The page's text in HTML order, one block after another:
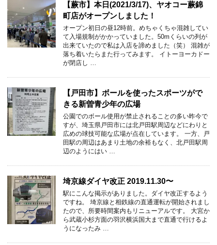
【蕨市】本日(2021/3/17)、ヤオコー蕨錦
町店がオープンしました！
オープン初日の昼12時前。めちゃくちゃ混雑してい
て入場規制がかかっていました。50mくらいの列が
出来ていたので私は入店を諦めました（笑） 混雑が
落ち着いたらまた行ってみます。 イトーヨーカドー
が閉店し …
【戸田市】ボールを使ったスポーツがで
きる新曽青少年の広場
公園でのボール使用が禁止されることの多い昨今で
すが、埼玉県戸田市には北戸田駅周辺などにわりと
広めの球技可能な広場が点在しています。 一方、戸
田駅の周辺はあまり土地の余裕もなく、北戸田駅周
辺のようにはい …
埼京線ダイヤ改正 2019.11.30〜
駅にこんな掲示がありました。ダイヤ改正するよう
ですね。 埼京線と相鉄線の直通運転が開始されまし
たので、所要時間案内もリニューアルです。 大宮か
ら武蔵小杉方面の羽沢横浜国大まで直通で行けるよ
うになったみ …